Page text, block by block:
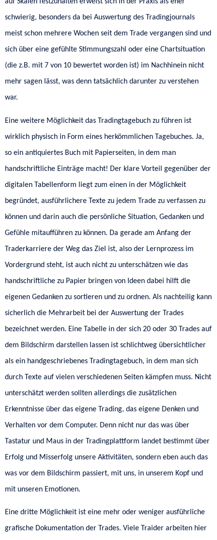
auf Skalen festzuhalten erweist sich in der Praxis als eher
schwierig, besonders da bei Auswertung des Tradingjournals
meist schon mehrere Wochen seit dem Trade vergangen sind und
sich über eine gefühlte Stimmungszahl oder eine Chartsituation
(die z.B. mit 7 von 10 bewertet worden ist) im Nachhinein nicht
mehr sagen lässt, was denn tatsächlich darunter zu verstehen
war.
Eine weitere Möglichkeit das Tradingtagebuch zu führen ist
wirklich physisch in Form eines herkömmlichen Tagebuches. Ja,
so ein antiquiertes Buch mit Papierseiten, in dem man
handschriftliche Einträge macht! Der klare Vorteil gegenüber der
digitalen Tabellenform liegt zum einen in der Möglichkeit
begründet, ausführlichere Texte zu jedem Trade zu verfassen zu
können und darin auch die persönliche Situation, Gedanken und
Gefühle mitaufführen zu können. Da gerade am Anfang der
Traderkarriere der Weg das Ziel ist, also der Lernprozess im
Vordergrund steht, ist auch nicht zu unterschätzen wie das
handschriftliche zu Papier bringen von Ideen dabei hilft die
eigenen Gedanken zu sortieren und zu ordnen. Als nachteilig kann
sicherlich die Mehrarbeit bei der Auswertung der Trades
bezeichnet werden. Eine Tabelle in der sich 20 oder 30 Trades auf
dem Bildschirm darstellen lassen ist schlichtweg übersichtlicher
als ein handgeschriebenes Tradingtagebuch, in dem man sich
durch Texte auf vielen verschiedenen Seiten kämpfen muss. Nicht
unterschätzt werden sollten allerdings die zusätzlichen
Erkenntnisse über das eigene Trading, das eigene Denken und
Verhalten vor dem Computer. Denn nicht nur das was über
Tastatur und Maus in der Tradingplattform landet bestimmt über
Erfolg und Misserfolg unsere Aktivitäten, sondern eben auch das
was vor dem Bildschirm passiert, mit uns, in unserem Kopf und
mit unseren Emotionen.
Eine dritte Möglichkeit ist eine mehr oder weniger ausführliche
grafische Dokumentation der Trades. Viele Traider arbeiten hier